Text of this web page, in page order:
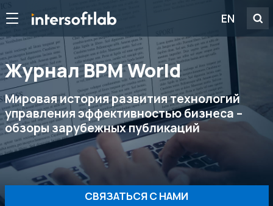
EN
Журнал ВРМ World
Мировая история развития технологий
управления эффективностью бизнеса –
обзоры зарубежных публикаций
СВЯЗАТЬСЯ С НАМИ